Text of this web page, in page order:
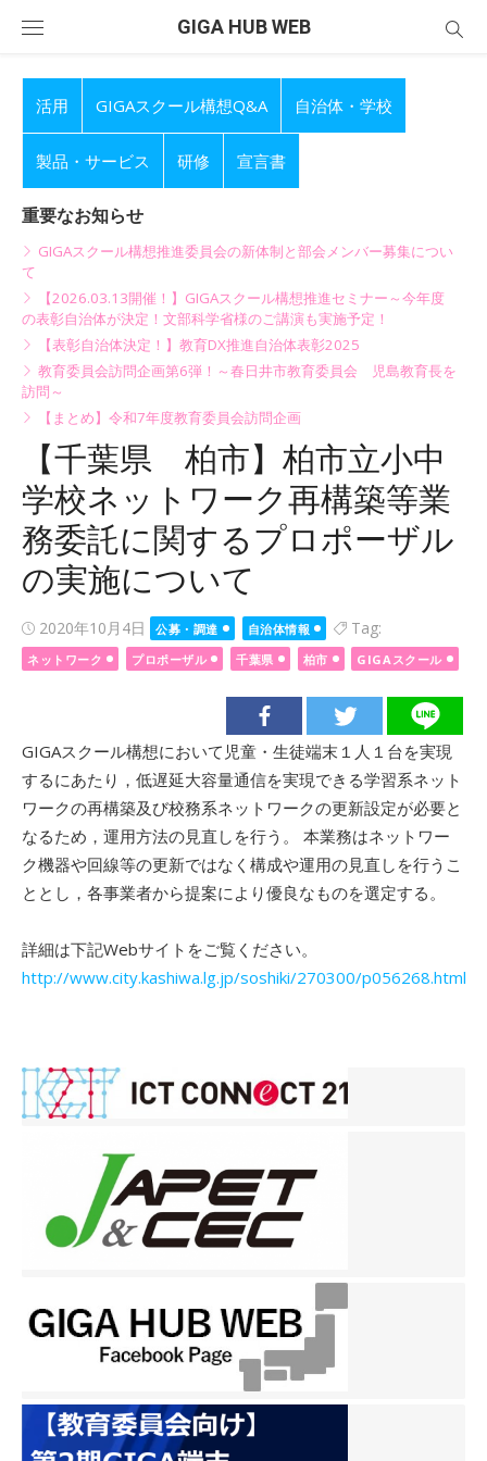
GIGA HUB WEB
活用 GIGAスクール構想Q&A 自治体・学校
製品・サービス 研修 宣言書
重要なお知らせ
GIGAスクール構想推進委員会の新体制と部会メンバー募集につい
て
【2026.03.13開催！】GIGAスクール構想推進セミナー～今年度
の表彰自治体が決定！文部科学省様のご講演も実施予定！
【表彰自治体決定！】教育DX推進自治体表彰2025
教育委員会訪問企画第6弾！～春日井市教育委員会 児島教育長を
訪問～
【まとめ】令和7年度教育委員会訪問企画
【千葉県 柏市】柏市立小中
学校ネットワーク再構築等業
務委託に関するプロポーザル
の実施について
Posted
on
2020年10月4日 公募・調達 自治体情報 Tag:
ネットワーク プロポーザル 千葉県 柏市 GIGAスクール
GIGAスクール構想において児童・生徒端末１人１台を実現
するにあたり，低遅延大容量通信を実現できる学習系ネット
ワークの再構築及び校務系ネットワークの更新設定が必要と
なるため，運用方法の見直しを行う。 本業務はネットワー
ク機器や回線等の更新ではなく構成や運用の見直しを行うこ
ととし，各事業者から提案により優良なものを選定する。
詳細は下記Webサイトをご覧ください。
http://www.city.kashiwa.lg.jp/soshiki/270300/p056268.html